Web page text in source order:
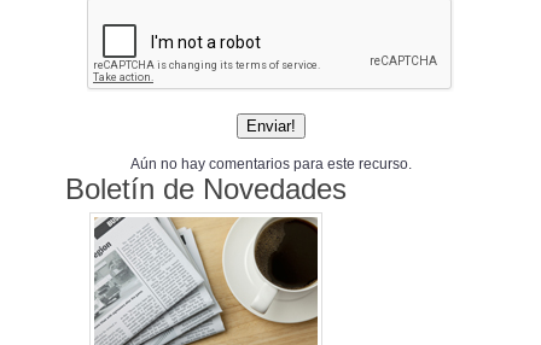
Aún no hay comentarios para este recurso.
Boletín de Novedades